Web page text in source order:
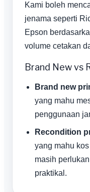
Kami boleh
jenama seperti
Epson
volume cetakan
Brand New vs
Brand new
yang mahu
penggunaan
Recondition
yang mahu
masih
praktikal.